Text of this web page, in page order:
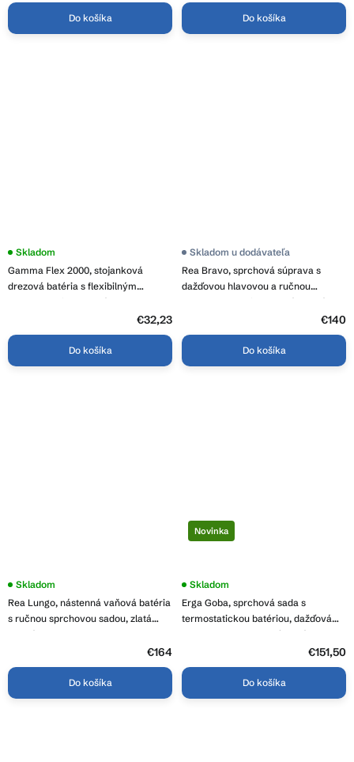
Do košíka
Do košíka
Gamma Flex 2000, stojanková
drezová batéria s flexibilným
ramenom, biela matná, GMA-BFX-
Skladom
€32,23
Do košíka
Rea Bravo, sprchová súprava s
dažďovou hlavovou a ručnou
sprchovou hlavicou, zlatá matná,
Skladom u dodávateľa
€140
Do košíka
Rea Lungo, nástenná vaňová batéria
s ručnou sprchovou sadou, zlatá
matná, REA-B8010
Priemerné
produktu
je
Skladom
€164
Do košíka
Novinka
Erga Goba, sprchová sada s
termostatickou batériou, dažďová
sprcha 30x30cm, chrómová, ERG-
YKA-BP.GOBA-THERM-30-CHR
Skladom
€151,50
Do košíka